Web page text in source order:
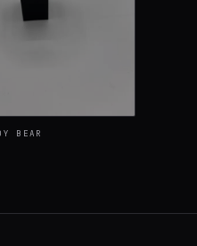
BEAR